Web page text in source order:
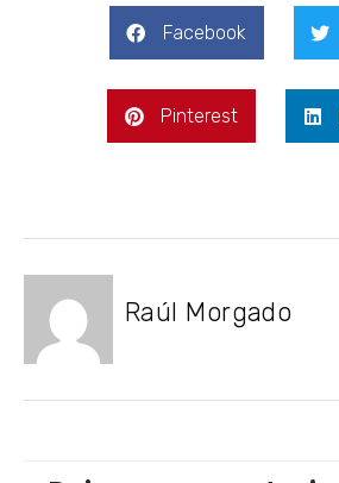
Facebook
Pinterest
Raúl Morgado